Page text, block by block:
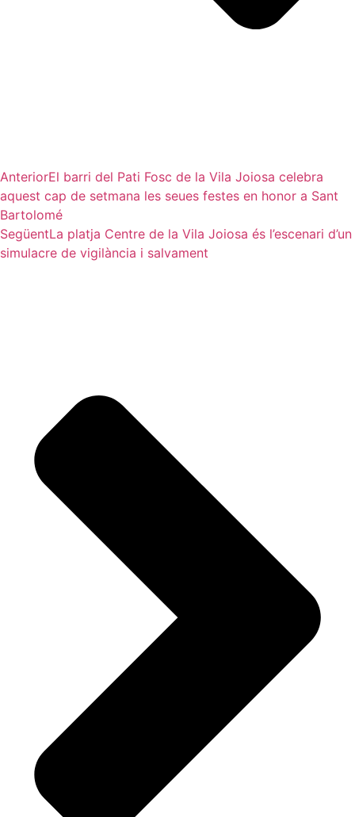
AnteriorEl barri del Pati Fosc de la Vila Joiosa celebra
aquest cap de setmana les seues festes en honor a Sant
Bartolomé
SegüentLa platja Centre de la Vila Joiosa és l’escenari d’un
simulacre de vigilància i salvament